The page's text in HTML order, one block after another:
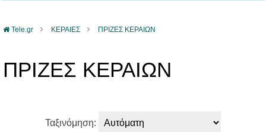
Tele.gr ΚΕΡΑΙΕΣ ΠΡΙΖΕΣ ΚΕΡΑΙΩΝ
ΠΡΙΖΕΣ ΚΕΡΑΙΩΝ
Ταξινόμηση: